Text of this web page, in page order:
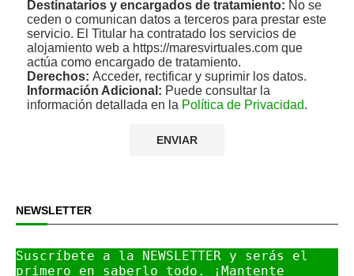
Destinatarios y encargados de tratamiento: No se
ceden o comunican datos a terceros para prestar este
servicio. El Titular ha contratado los servicios de
alojamiento web a https://maresvirtuales.com que
actúa como encargado de tratamiento.
Derechos: Acceder, rectificar y suprimir los datos.
Información Adicional: Puede consultar la
información detallada en la Política de Privacidad.
NEWSLETTER
Suscríbete a la NEWSLETTER y serás el
primero en saberlo todo. ¡Mantente